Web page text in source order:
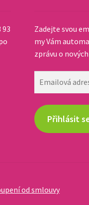
93
Zadejte svou
my Vám
zprávu o
Přihlásit
od smlouvy